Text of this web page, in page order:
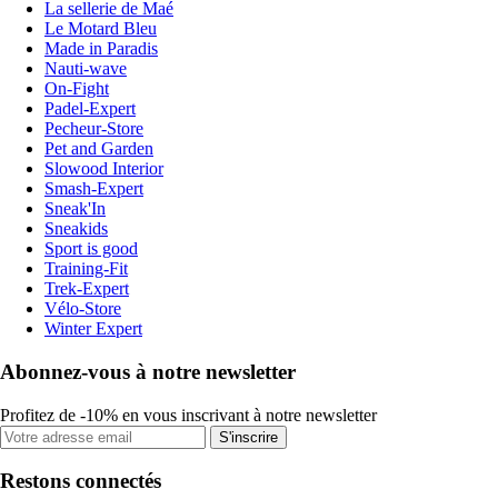
La sellerie de Maé
Le Motard Bleu
Made in Paradis
Nauti-wave
On-Fight
Padel-Expert
Pecheur-Store
Pet and Garden
Slowood Interior
Smash-Expert
Sneak'In
Sneakids
Sport is good
Training-Fit
Trek-Expert
Vélo-Store
Winter Expert
Abonnez-vous à notre newsletter
Profitez de -10% en vous inscrivant à notre newsletter
S'inscrire
Restons connectés